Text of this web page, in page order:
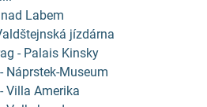
Labem
jízdárna
- Palais Kinsky
Náprstek-Museum
Villa Amerika